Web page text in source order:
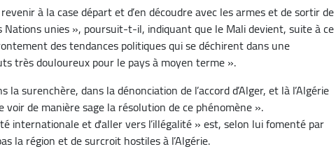
à la case départ et d’en découdre avec les armes et de sortir de
Nations unies », poursuit-t-il, indiquant que le Mali devient, suite à ce
des tendances politiques qui se déchirent dans une
très douloureux pour le pays à moyen terme ».
surenchère, dans la dénonciation de l’accord d’Alger, et là l’Algérie
de manière sage la résolution de ce phénomène ».
internationale et d'aller vers l’illégalité » est, selon lui fomenté par
la région et de surcroit hostiles à l’Algérie.